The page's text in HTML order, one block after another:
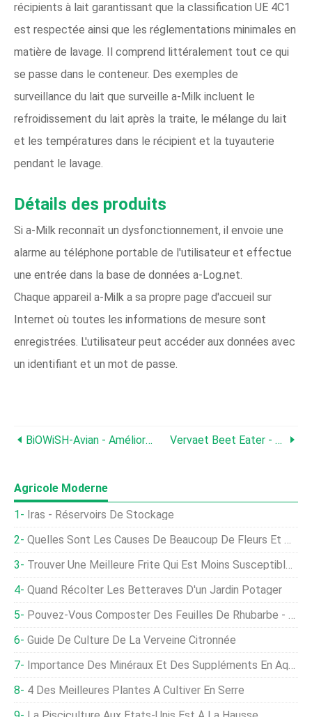
récipients à lait garantissant que la classification UE 4C1
est respectée ainsi que les réglementations minimales en
matière de lavage. Il comprend littéralement tout ce qui
se passe dans le conteneur. Des exemples de
surveillance du lait que surveille a-Milk incluent le
refroidissement du lait après la traite, le mélange du lait
et les températures dans le récipient et la tuyauterie
pendant le lavage.
Détails des produits
Si a-Milk reconnaît un dysfonctionnement, il envoie une
alarme au téléphone portable de l'utilisateur et effectue
une entrée dans la base de données a-Log.net.
Chaque appareil a-Milk a sa propre page d'accueil sur
Internet où toutes les informations de mesure sont
enregistrées. L'utilisateur peut accéder aux données avec
un identifiant et un mot de passe.
BiOWiSH-Avian - Améliore La Digestion Du Fumier Et Le Traitement Des Odeurs Pour Les Fermes Avicoles Vervaet Beet Eater - Modèle 925 - Récolteuse De Betteraves Sucrières
Agricole Moderne
Iras - Réservoirs De Stockage
Quelles Sont Les Causes De Beaucoup De Fleurs Et Pas De Tomates Sur Les Plants De Tomates
Trouver Une Meilleure Frite Qui Est Moins Susceptible De (peut-Être, Peut-Être) Nous Faire Du Mal
Quand Récolter Les Betteraves D'un Jardin Potager
Pouvez-Vous Composter Des Feuilles De Rhubarbe - Comment Composter Des Feuilles De Rhubarbe
Guide De Culture De La Verveine Citronnée
Importance Des Minéraux Et Des Suppléments En Aquaculture
4 Des Meilleures Plantes À Cultiver En Serre